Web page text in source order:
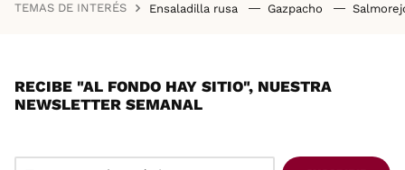
TEMAS DE INTERÉS Ensaladilla rusa Gazpacho
RECIBE "AL FONDO HAY SITIO", NUESTRA
NEWSLETTER SEMANAL